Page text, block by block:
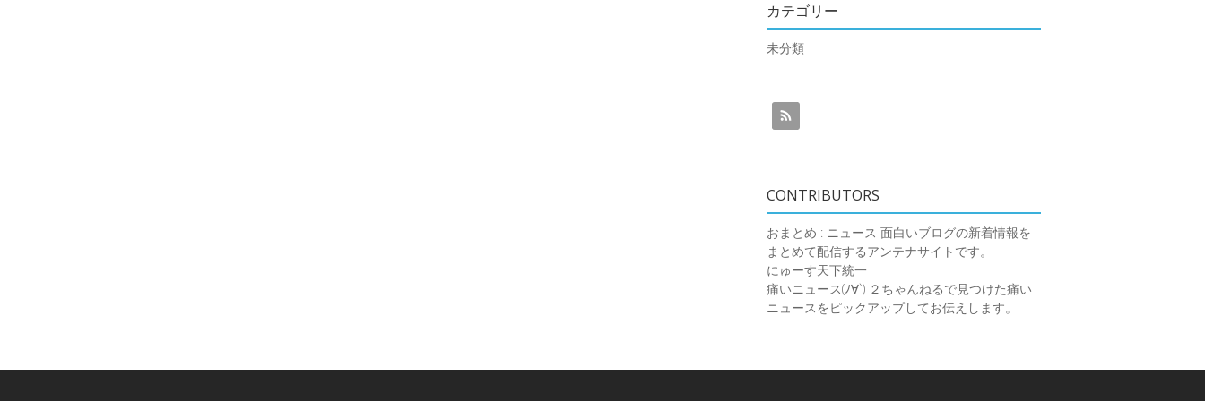
カテゴリー
未分類
CONTRIBUTORS
おまとめ : ニュース 面白いブログの新着情報を
まとめて配信するアンテナサイトです。
にゅーす天下統一
痛いニュース(ﾉ∀`) ２ちゃんねるで見つけた痛い
ニュースをピックアップしてお伝えします。